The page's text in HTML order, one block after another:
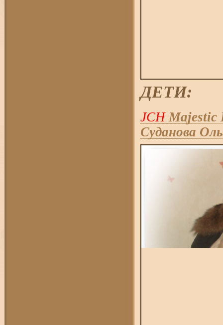
ДЕТИ:
JCHMajestic
Суданова